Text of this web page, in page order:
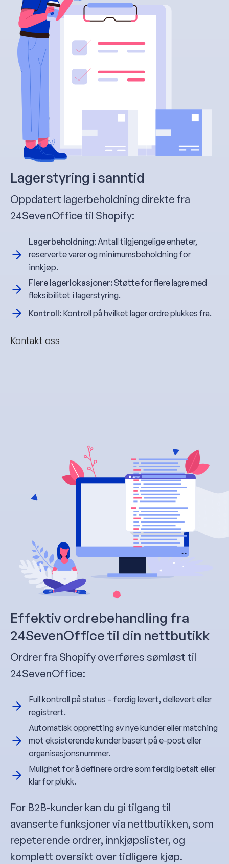
Lagerstyring i sanntid
Oppdatert lagerbeholdning direkte fra
24SevenOffice til Shopify:
Lagerbeholdning: Antall tilgjengelige enheter,
reserverte varer og minimumsbeholdning for
innkjøp.
Flere lagerlokasjoner: Støtte for flere lagre med
fleksibilitet i lagerstyring.
Kontroll: Kontroll på hvilket lager ordre plukkes fra.
Kontakt oss
Effektiv ordrebehandling fra
24SevenOffice til din nettbutikk
Ordrer fra Shopify overføres sømløst til
24SevenOffice:
Full kontroll på status – ferdig levert, dellevert eller
registrert.
Automatisk oppretting av nye kunder eller matching
mot eksisterende kunder basert på e-post eller
organisasjonsnummer.
Mulighet for å definere ordre som ferdig betalt eller
klar for plukk.
For B2B-kunder kan du gi tilgang til
avanserte funksjoner via nettbutikken, som
repeterende ordrer, innkjøpslister, og
komplett oversikt over tidligere kjøp.